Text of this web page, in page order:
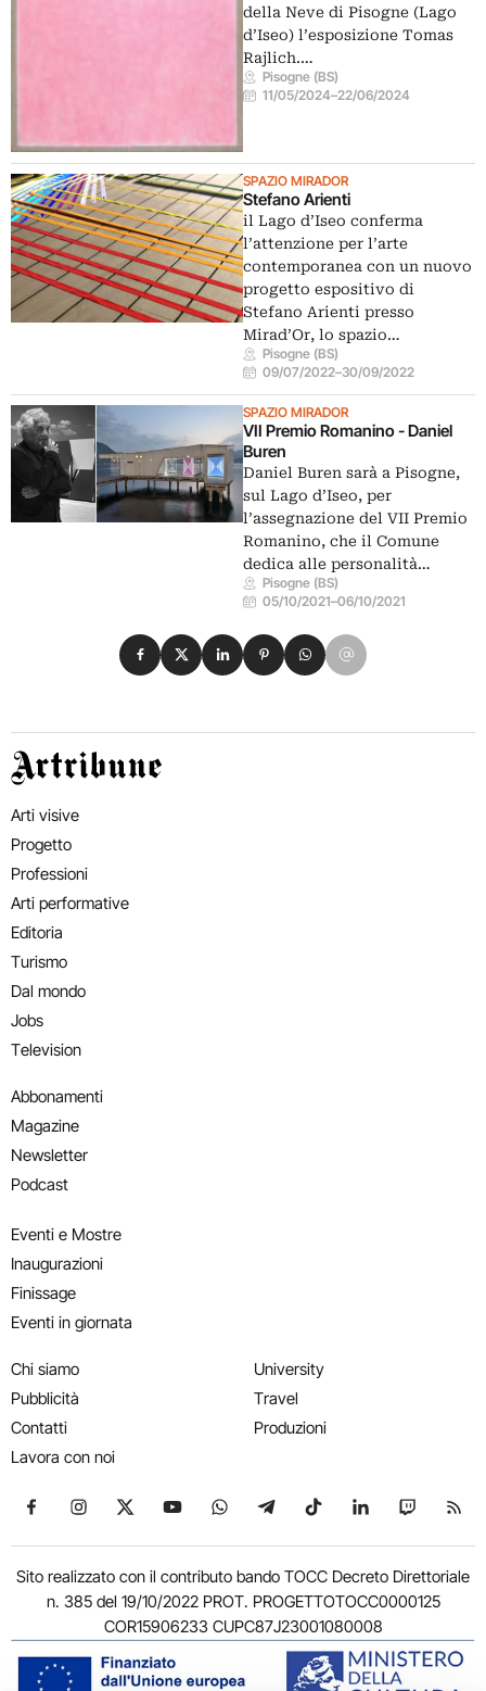
della Neve di Pisogne (Lago
d’Iseo) l’esposizione Tomas
Rajlich.…
Pisogne (BS)
11/05/2024–22/06/2024
SPAZIO MIRADOR
Stefano Arienti
il Lago d’Iseo conferma
l’attenzione per l’arte
contemporanea con un nuovo
progetto espositivo di
Stefano Arienti presso
Mirad’Or, lo spazio…
Pisogne (BS)
09/07/2022–30/09/2022
SPAZIO MIRADOR
VII Premio Romanino - Daniel
Buren
Daniel Buren sarà a Pisogne,
sul Lago d’Iseo, per
l’assegnazione del VII Premio
Romanino, che il Comune
dedica alle personalità…
Pisogne (BS)
05/10/2021–06/10/2021
Condividi su Facebook
Condividi su X
Condividi su LinkedIn
Condividi su Pinterest
Condividi su WhatsApp
Condividi su Email
Artribune
Arti visive
Progetto
Professioni
Arti performative
Editoria
Turismo
Dal mondo
Jobs
Television
Abbonamenti
Magazine
Newsletter
Podcast
Eventi e Mostre
Inaugurazioni
Finissage
Eventi in giornata
Chi siamo
Pubblicità
Contatti
Lavora con noi
University
Travel
Produzioni
Seguici su Facebook
Seguici su Instagram
Seguici su X
Seguici su YouTube
Seguici su WhatsApp
Seguici su Telegram
Seguici su TikTok
Seguici su
Seguici
Sito realizzato con il contributo bando TOCC Decreto Direttoriale
n. 385 del 19/10/2022 PROT. PROGETTOTOCC0000125
COR15906233 CUPC87J23001080008